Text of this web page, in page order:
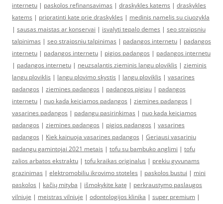
internetu | paskolos refinansavimas | draskykles katems | draskykles
katems | pripratinti kate prie draskykles | medinis namelis su ciuozykla
| sausas maistas ar konservai | isvalyti tepalo demes | seo straipsniu
talpinimas | seo straipsniu talpinimas | padangos internetu | padangos
internetu | padangos internetu | pigios padangos | padangos internetu
| padangos internetu | neuzsalantis zieminis langu ploviklis | zieminis
langu ploviklis | langu plovimo skystis | langu ploviklis | vasarines
padangos | ziemines padangos | padangos pigiau | padangos
internetu | nuo kada keiciamos padangos | ziemines padangos |
vasarines padangos | padangu pasirinkimas | nuo kada keiciamos
padangos | ziemines padangos | pigios padangos | vasarines
padangos | Kiek kainuoja vasarines padangos | Geriausi vasariniu
padangu gamintojai 2021 metais | tofu su bambuko anglimi | tofu
zalios arbatos ekstraktu | tofu kraikas originalus | prekiu gyvunams
grazinimas | elektromobiliu ikrovimo stoteles | paskolos bustui | mini
paskolos | kačių mityba | išmokykite katę | perkraustymo paslaugos
vilniuje | meistras vilniuje | odontologijos klinika | super premium |